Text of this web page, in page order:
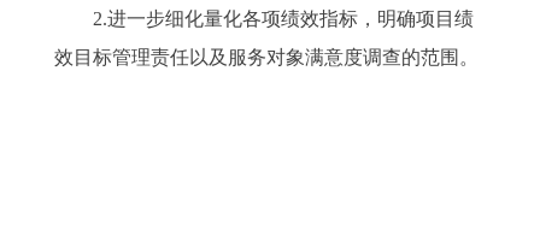
2.进一步细化量化各项绩效指标，明确项目绩
效目标管理责任以及服务对象满意度调查的范围。